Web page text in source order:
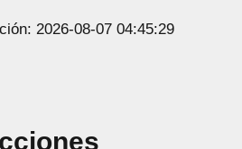
2026-08-07 04:45:29